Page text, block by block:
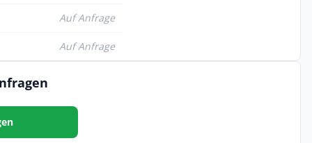
Auf Anfrage
Auf Anfrage